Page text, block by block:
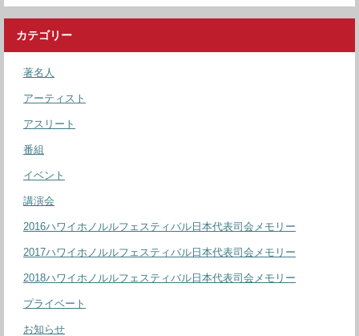
カテゴリー
著名人
アーティスト
アスリート
番組
イベント
講演会
2016ハワイホノルルフェスティバル日本代表司会メモリー
2017ハワイホノルルフェスティバル日本代表司会メモリー
2018ハワイホノルルフェスティバル日本代表司会メモリー
プライベート
お知らせ